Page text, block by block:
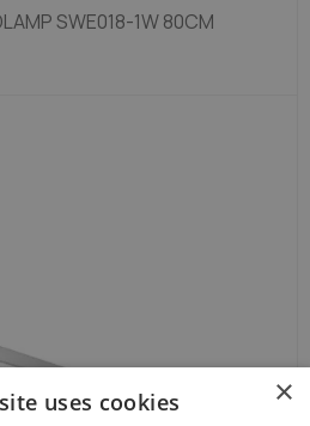
SWE018-1W 80CM
×
uses cookies